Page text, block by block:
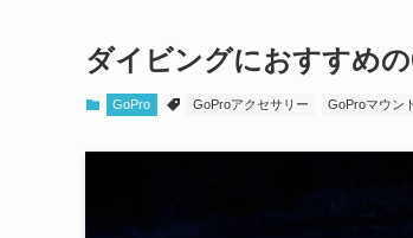
ダイビングにおすすめ
GoPro GoProアクセサリー GoProマウン